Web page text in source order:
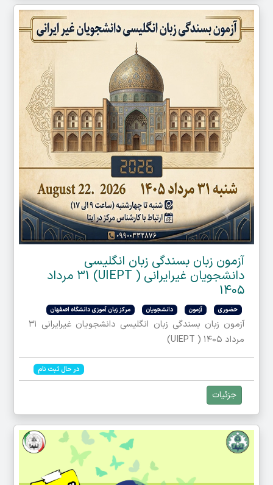
آزمون زبان بسندگی زبان انگلیسی
دانشجویان غیرایرانی ( UIEPT) ۳۱ مرداد
۱۴۰۵
حضوری آزمون دانشجویان مرکز زبان آموزی دانشگاه اصفهان
آزمون زبان بسندگی زبان انگلیسی دانشجویان غیرایرانی ۳۱
مرداد ۱۴۰۵ ( UIEPT)
در حال ثبت نام
جزئیات